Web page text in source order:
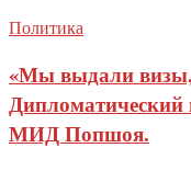
Политика
«Мы выдали
Дипломатический
МИД Попшоя.